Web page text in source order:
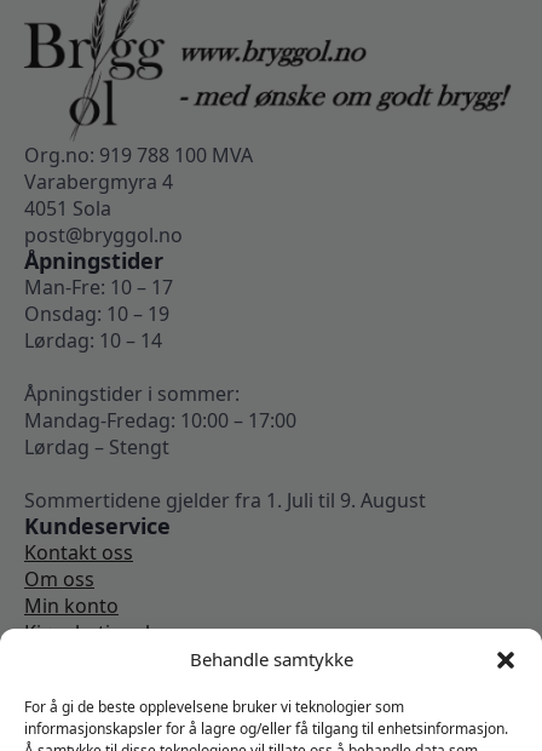
Behandle samtykke
For å gi de beste opplevelsene bruker vi teknologier som
informasjonskapsler for å lagre og/eller få tilgang til enhetsinformasjon.
Org.no: 919 788 100 MVA
Varabergmyra 4
4051 Sola
post@bryggol.no
Åpningstider
Man-Fre: 10 – 17
Onsdag: 10 – 19
Lørdag: 10 – 14
Åpningstider i sommer:
Mandag-Fredag: 10:00 – 17:00
Lørdag – Stengt
Sommertidene gjelder fra 1. Juli til 9. August
Kundeservice
Kontakt oss
Om oss
Min konto
Kjøpsbetingelser